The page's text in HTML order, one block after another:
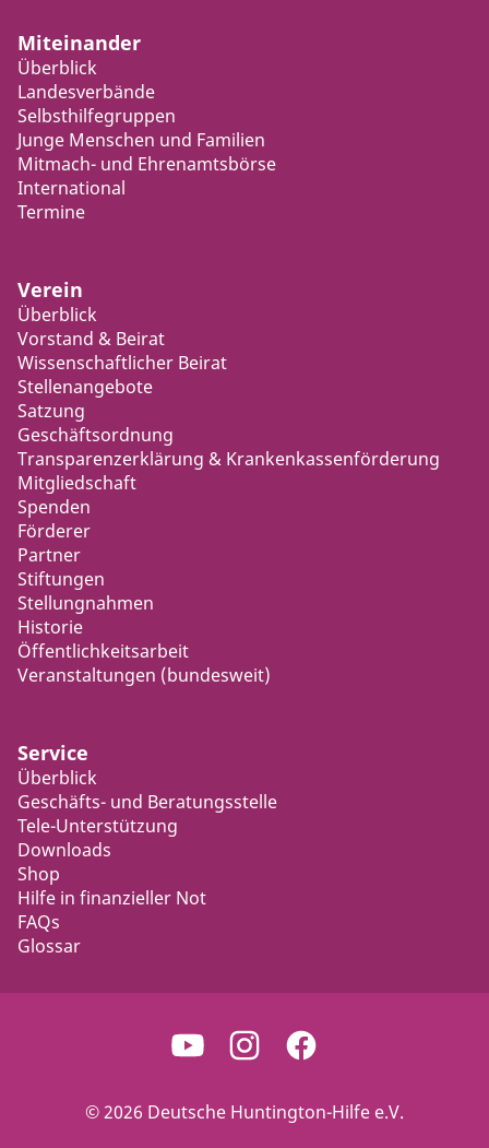
Miteinander
Überblick
Landesverbände
Selbsthilfegruppen
Junge Menschen und Familien
Mitmach- und Ehrenamtsbörse
International
Termine
Verein
Überblick
Vorstand & Beirat
Wissenschaftlicher Beirat
Stellenangebote
Satzung
Geschäftsordnung
Transparenzerklärung & Krankenkassenförderung
Mitgliedschaft
Spenden
Förderer
Partner
Stiftungen
Stellungnahmen
Historie
Öffentlichkeitsarbeit
Veranstaltungen (bundesweit)
Service
Überblick
Geschäfts- und Beratungsstelle
Tele-Unterstützung
Downloads
Shop
Hilfe in finanzieller Not
FAQs
Glossar
© 2026 Deutsche Huntington-Hilfe e.V.